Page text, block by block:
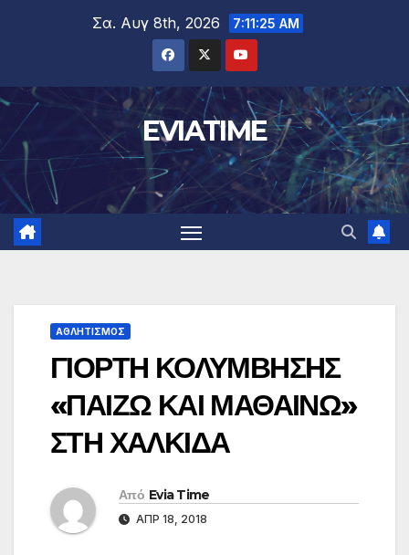
Σα. Αυγ 8th, 2026 7:11:25 AM
EVIATIME
ΑΘΛΗΤΙΣΜΟΣ
ΓΙΟΡΤΗ ΚΟΛΥΜΒΗΣΗΣ
«ΠΑΙΖΩ ΚΑΙ ΜΑΘΑΙΝΩ»
ΣΤΗ ΧΑΛΚΙΔΑ
Από Evia Time
ΑΠΡ 18, 2018